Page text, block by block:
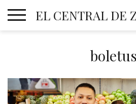
EL CENTRAL DE
boletus